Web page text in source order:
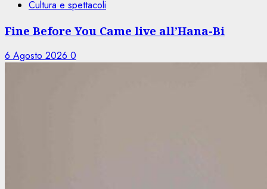
Cultura e spettacoli
Fine Before You Came live all’Hana-Bi
6 Agosto 2026 0